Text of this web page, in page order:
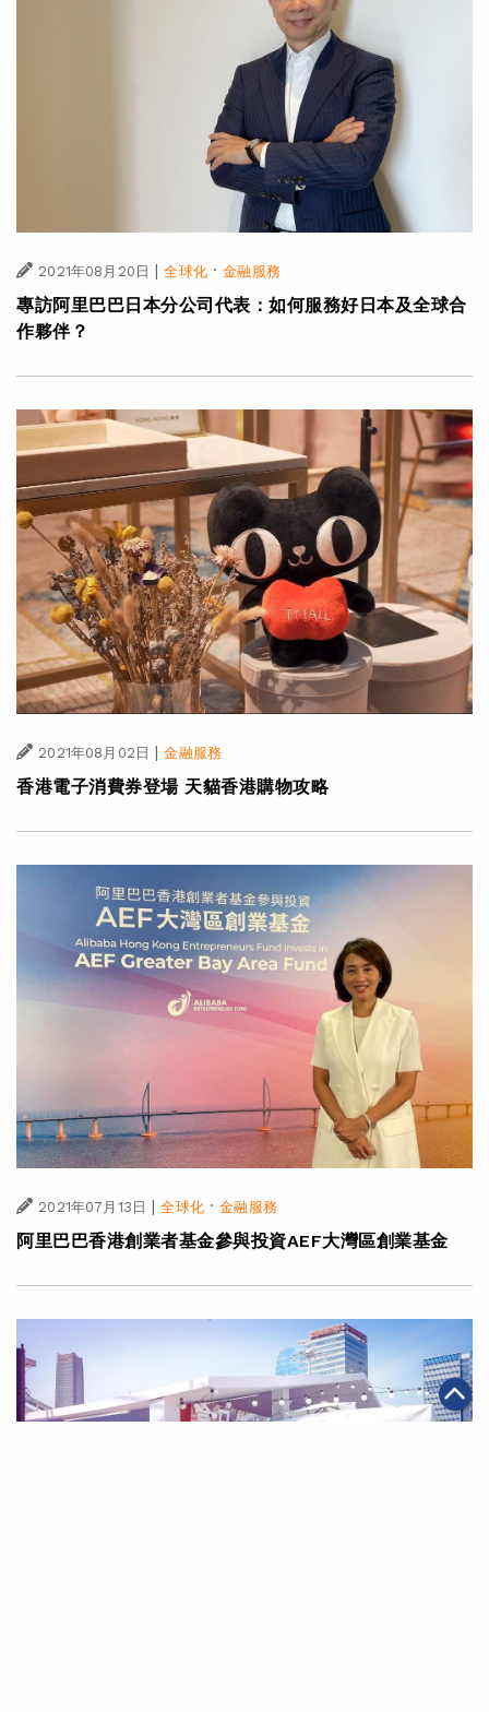
2021年08月20日 | 全球化·金融服務
專訪阿里巴巴日本分公司代表：如何服務好日本及全球合
作夥伴？
2021年08月02日 | 金融服務
香港電子消費券登場 天貓香港購物攻略
2021年07月13日 | 全球化·金融服務
阿里巴巴香港創業者基金參與投資AEF大灣區創業基金